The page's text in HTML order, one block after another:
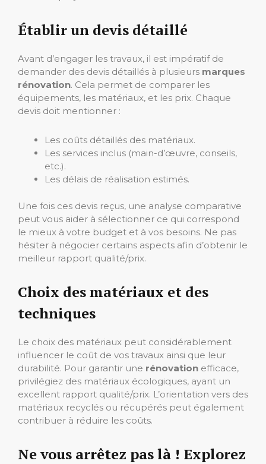
Établir un devis détaillé
Avant d’engager les travaux, il est impératif de
demander des devis détaillés à plusieurs marques
rénovation. Cela permet de comparer les
équipements, les matériaux, et les prix. Chaque
devis doit mentionner :
Les coûts détaillés des matériaux.
Les services inclus (main-d’œuvre, conseils,
etc.).
Les délais de réalisation estimés.
Une fois ces devis reçus, une analyse comparative
peut vous aider à sélectionner ce qui correspond
le mieux à votre budget et à vos besoins. Ne pas
hésiter à négocier certains aspects afin d’obtenir le
meilleur rapport qualité/prix.
Choix des matériaux et des
techniques
Le choix des matériaux peut considérablement
influencer le coût de vos travaux ainsi que leur
durabilité. Pour garantir une rénovation efficace,
privilégiez des matériaux écologiques, ayant un
excellent rapport qualité/prix. L’orientation vers des
matériaux recyclés ou récupérés peut également
contribuer à réduire les coûts.
Ne vous arrêtez pas là ! Explorez